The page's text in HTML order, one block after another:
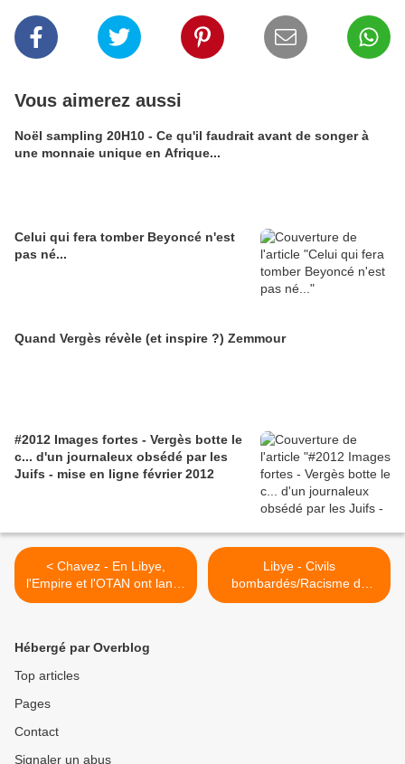
Vous aimerez aussi
Noël sampling 20H10 - Ce qu'il faudrait avant de songer à
une monnaie unique en Afrique...
Celui qui fera tomber Beyoncé n'est
pas né...
Quand Vergès révèle (et inspire ?) Zemmour
#2012 Images fortes - Vergès botte le
c... d'un journaleux obsédé par les
Juifs - mise en ligne février 2012
< Chavez - En Libye,
l'Empire et l'OTAN ont lancé
la folie finale, des hordes de
Libye - Civils
bombardés/Racisme du
CNT et d'Al Jazeera/Silence
Hébergé par Overblog
Top articles
Pages
Contact
Signaler un abus